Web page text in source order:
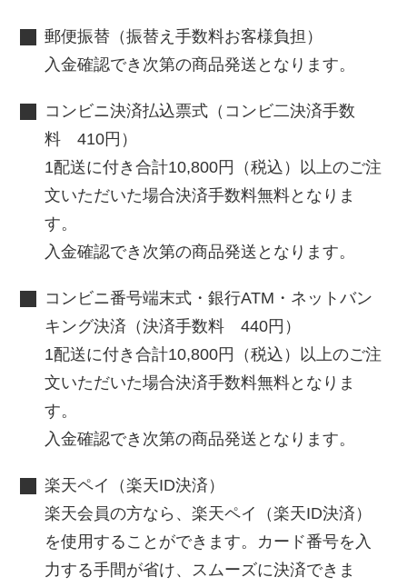
郵便振替（振替え手数料お客様負担）
入金確認でき次第の商品発送となります。
コンビニ決済払込票式（コンビ二決済手数
料 410円）
1配送に付き合計10,800円（税込）以上のご注
文いただいた場合決済手数料無料となりま
す。
入金確認でき次第の商品発送となります。
コンビニ番号端末式・銀行ATM・ネットバン
キング決済（決済手数料 440円）
1配送に付き合計10,800円（税込）以上のご注
文いただいた場合決済手数料無料となりま
す。
入金確認でき次第の商品発送となります。
楽天ペイ（楽天ID決済）
楽天会員の方なら、楽天ペイ（楽天ID決済）
を使用することができます。カード番号を入
力する手間が省け、スムーズに決済できま